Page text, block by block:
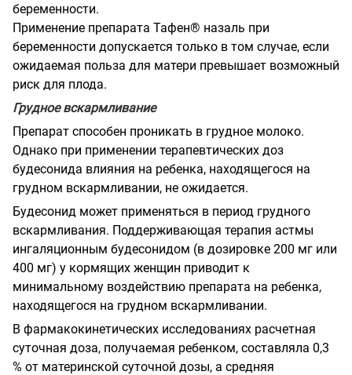
беременности.
Применение препарата Тафен® назаль при
беременности допускается только в том случае, если
ожидаемая польза для матери превышает возможный
риск для плода.
Грудное вскармливание
Препарат способен проникать в грудное молоко.
Однако при применении терапевтических доз
будесонида влияния на ребенка, находящегося на
грудном вскармливании, не ожидается.
Будесонид может применяться в период грудного
вскармливания. Поддерживающая терапия астмы
ингаляционным будесонидом (в дозировке 200 мг или
400 мг) у кормящих женщин приводит к
минимальному воздействию препарата на ребенка,
находящегося на грудном вскармливании.
В фармакокинетических исследованиях расчетная
суточная доза, получаемая ребенком, составляла 0,3
% от материнской суточной дозы, а средняя